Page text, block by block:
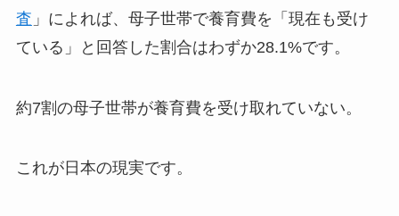
査 」によれば、母子世帯で養育費を「現在も受け
ている」と回答した割合はわずか28.1%です。
約7割の母子世帯が養育費を受け取れていない。
これが日本の現実です。